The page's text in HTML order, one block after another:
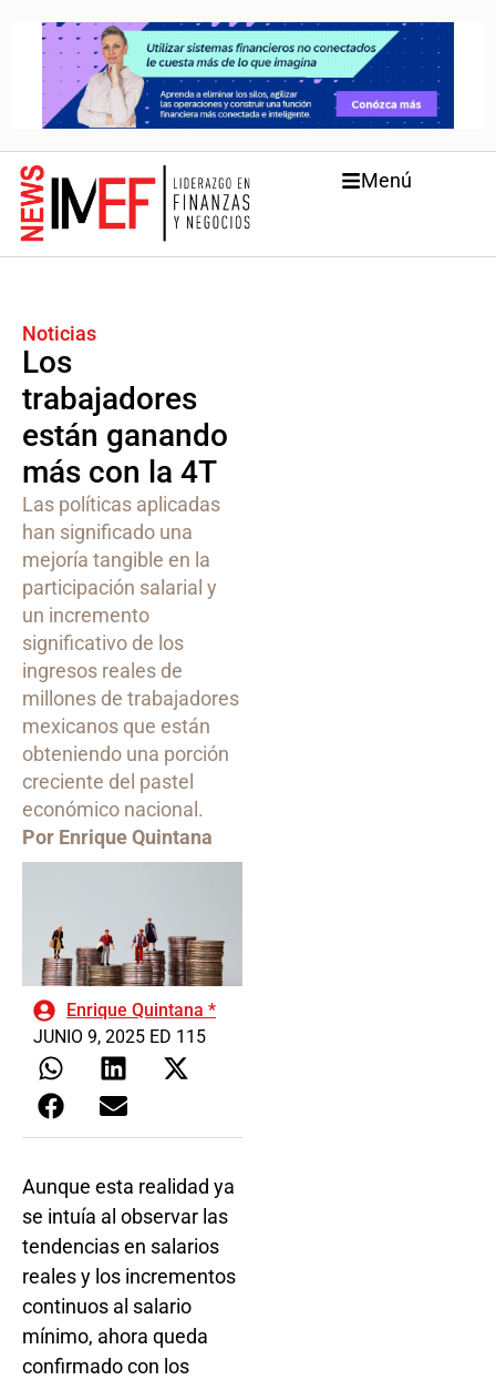
Menú
Noticias
Los
trabajadores
están ganando
más con la 4T
Las políticas aplicadas
han significado una
mejoría tangible en la
participación salarial y
un incremento
significativo de los
ingresos reales de
millones de trabajadores
mexicanos que están
obteniendo una porción
creciente del pastel
económico nacional.
Por Enrique Quintana
Enrique Quintana *
JUNIO 9, 2025 ED 115
Aunque esta realidad ya
se intuía al observar las
tendencias en salarios
reales y los incrementos
continuos al salario
mínimo, ahora queda
confirmado con los